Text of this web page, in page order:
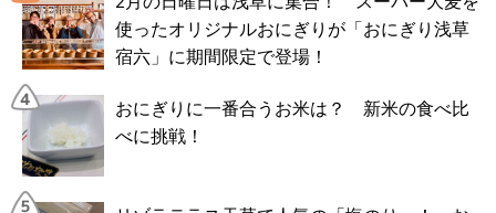
使ったオリジナルおにぎりが「おにぎり浅草
宿六」に期間限定で登場！
おにぎりに一番合うお米は？ 新米の食べ比
べに挑戦！